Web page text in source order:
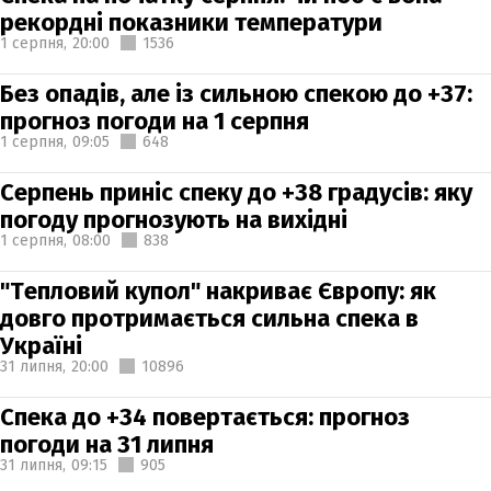
рекордні показники температури
1 серпня, 20:00 1536
Без опадів, але із сильною спекою до +37:
прогноз погоди на 1 серпня
1 серпня, 09:05 648
Серпень приніс спеку до +38 градусів: яку
погоду прогнозують на вихідні
1 серпня, 08:00 838
"Тепловий купол" накриває Європу: як
довго протримається сильна спека в
Україні
31 липня, 20:00 10896
Спека до +34 повертається: прогноз
погоди на 31 липня
31 липня, 09:15 905